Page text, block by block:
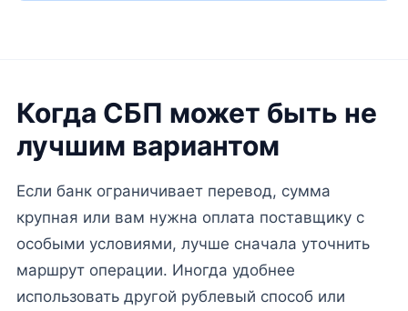
Когда СБП может быть не
лучшим вариантом
Если банк ограничивает перевод, сумма
крупная или вам нужна оплата поставщику с
особыми условиями, лучше сначала уточнить
маршрут операции. Иногда удобнее
использовать другой рублевый способ или